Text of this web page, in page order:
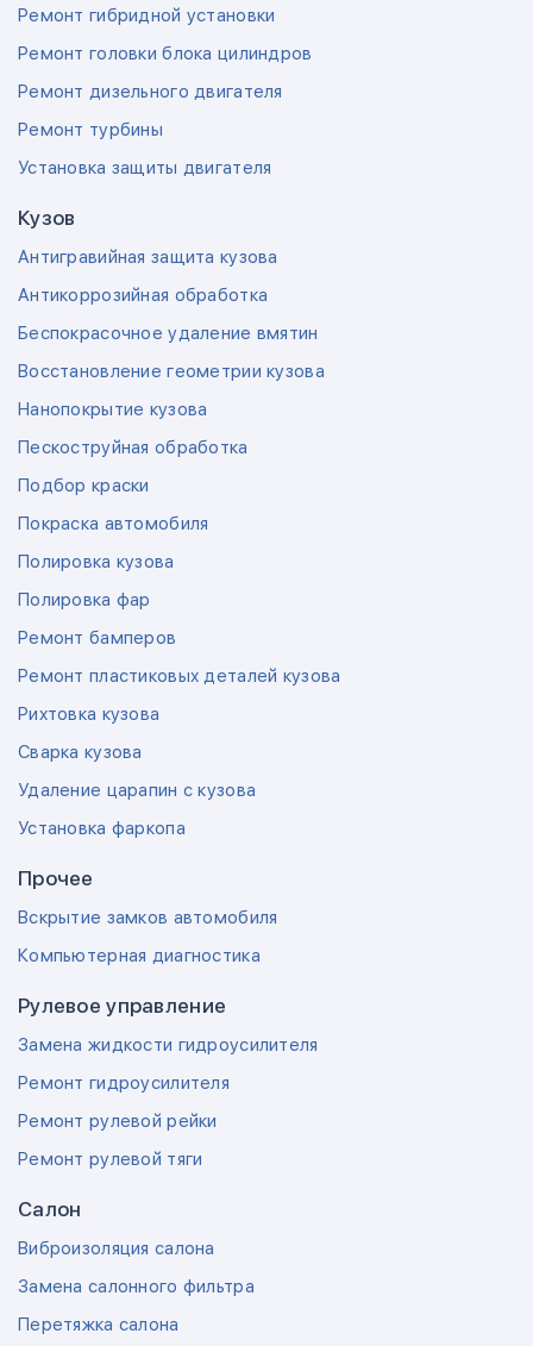
Ремонт гибридной установки
Ремонт головки блока цилиндров
Ремонт дизельного двигателя
Ремонт турбины
Установка защиты двигателя
Кузов
Антигравийная защита кузова
Антикоррозийная обработка
Беспокрасочное удаление вмятин
Восстановление геометрии кузова
Нанопокрытие кузова
Пескоструйная обработка
Подбор краски
Покраска автомобиля
Полировка кузова
Полировка фар
Ремонт бамперов
Ремонт пластиковых деталей кузова
Рихтовка кузова
Сварка кузова
Удаление царапин с кузова
Установка фаркопа
Прочее
Вскрытие замков автомобиля
Компьютерная диагностика
Рулевое управление
Замена жидкости гидроусилителя
Ремонт гидроусилителя
Ремонт рулевой рейки
Ремонт рулевой тяги
Салон
Виброизоляция салона
Замена салонного фильтра
Перетяжка салона